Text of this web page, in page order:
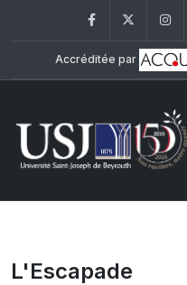
FacebookTwitter
Accréditée par
L'Escapade